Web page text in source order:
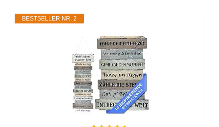
BESTSELLER NR. 2